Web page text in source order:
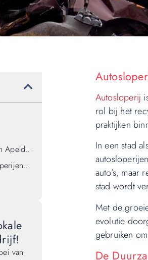
Autosloperij
rol bij het
praktijken
In een stad
auto’s,
stad wordt
Met de
evolutie
gebruiken
De
De Toekomst van Autosloperijen in Apeldoorn
Veelgestelde Vragen over Autosloperijen in Apeldoorn
van